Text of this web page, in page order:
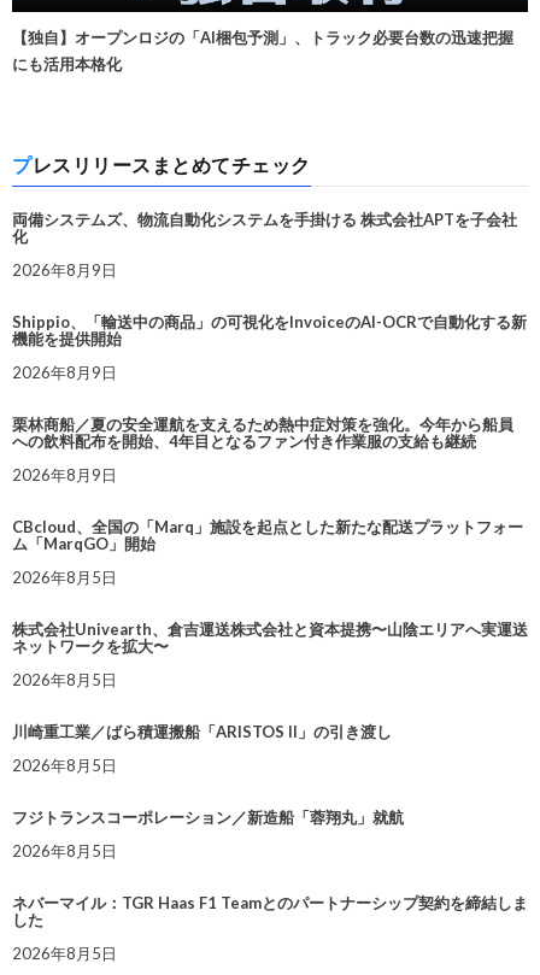
【独自】オープンロジの「AI梱包予測」、トラック必要台数の迅速把握
にも活用本格化
プレスリリースまとめてチェック
両備システムズ、物流自動化システムを手掛ける 株式会社APTを子会社
化
2026年8月9日
Shippio、「輸送中の商品」の可視化をInvoiceのAI-OCRで自動化する新
機能を提供開始
2026年8月9日
栗林商船／夏の安全運航を支えるため熱中症対策を強化。今年から船員
への飲料配布を開始、4年目となるファン付き作業服の支給も継続
2026年8月9日
CBcloud、全国の「Marq」施設を起点とした新たな配送プラットフォー
ム「MarqGO」開始
2026年8月5日
株式会社Univearth、倉吉運送株式会社と資本提携〜山陰エリアへ実運送
ネットワークを拡大〜
2026年8月5日
川崎重工業／ばら積運搬船「ARISTOS II」の引き渡し
2026年8月5日
フジトランスコーポレーション／新造船「蓉翔丸」就航
2026年8月5日
ネバーマイル：TGR Haas F1 Teamとのパートナーシップ契約を締結しま
した
2026年8月5日